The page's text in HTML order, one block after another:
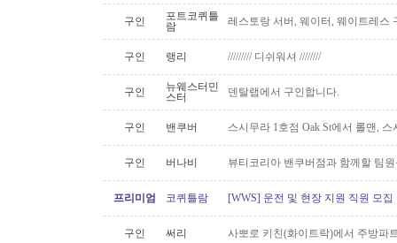
구인
포트코퀴틀
람
레스토랑 서버, 웨이터, 웨이트레스
구인 랭리 ///////// 디쉬워셔 ////////
구인
뉴웨스터민
스터
덴탈랩에서 구인합니다.
구인 밴쿠버 스시무라 1호점 Oak St에서 롤맨,
구인 버나비 뷰티코리아 밴쿠버점과 함께할 팀
프리미엄 코퀴틀람 [WWS] 운전 및 현장 지원 직원 모집
구인 써리 사뽀로 키친(화이트락)에서 주방파